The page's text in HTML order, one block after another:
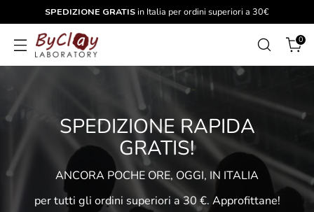
SPEDIZIONE GRATIS in Italia per ordini superiori a 30€
0
SPEDIZIONE RAPIDA
GRATIS!
ANCORA POCHE ORE, OGGI, IN ITALIA
per tutti gli ordini superiori a 30 €. Approfittane!